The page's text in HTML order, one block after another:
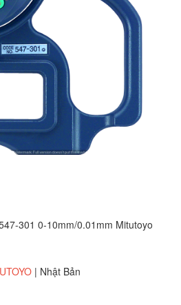
301 0-10mm/0.01mm Mitutoyo
| Nhật Bản